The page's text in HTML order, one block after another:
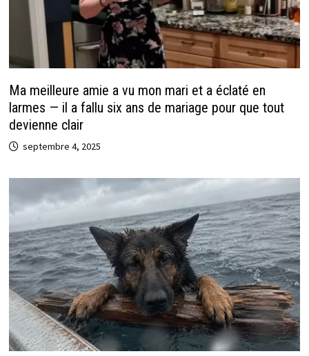
Ma meilleure amie a vu mon mari et a éclaté en
larmes — il a fallu six ans de mariage pour que tout
devienne clair
septembre 4, 2025